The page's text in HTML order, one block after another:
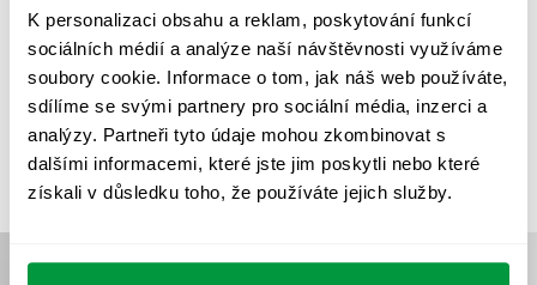
K personalizaci obsahu a reklam, poskytování funkcí
sociálních médií a analýze naší návštěvnosti využíváme
soubory cookie. Informace o tom, jak náš web používáte,
sdílíme se svými partnery pro sociální média, inzerci a
analýzy. Partneři tyto údaje mohou zkombinovat s
dalšími informacemi, které jste jim poskytli nebo které
získali v důsledku toho, že používáte jejich služby.
VÝPOČET OSVĚTLENÍ VÝPOČET ZASTÍNĚNÍ
VÝPOČTY A NÁVRHY ZASTÍNĚNÍ